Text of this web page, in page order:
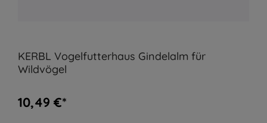
KERBL Vogelfutterhaus Gindelalm für
Wildvögel
10,49 €*